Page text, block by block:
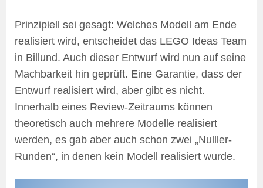
Prinzipiell sei gesagt: Welches Modell am Ende
realisiert wird, entscheidet das LEGO Ideas Team
in Billund. Auch dieser Entwurf wird nun auf seine
Machbarkeit hin geprüft. Eine Garantie, dass der
Entwurf realisiert wird, aber gibt es nicht.
Innerhalb eines Review-Zeitraums können
theoretisch auch mehrere Modelle realisiert
werden, es gab aber auch schon zwei „Nulller-
Runden“, in denen kein Modell realisiert wurde.